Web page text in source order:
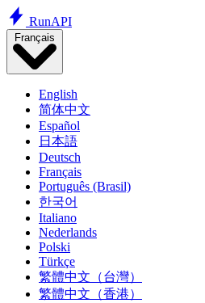
RunAPI
Français
English
简体中文
Español
日本語
Deutsch
Français
Português (Brasil)
한국어
Italiano
Nederlands
Polski
Türkçe
繁體中文（台灣）
繁體中文（香港）